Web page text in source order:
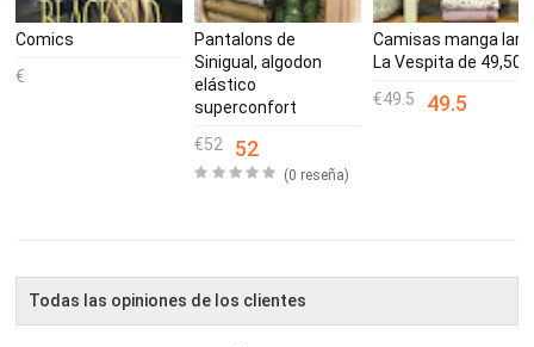
Comics
Pantalons de
Sinigual, algodon
elástico
superconfort
52
52
(0 reseña)
Camisas manga
La Vespita de 49,50€
49.5
49.5
Todas las opiniones de los clientes